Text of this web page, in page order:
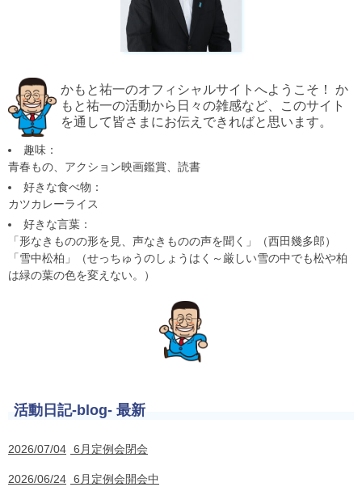
かもと祐一のオフィシャルサイトへようこそ！ か
もと祐一の活動から日々の雑感など、このサイト
を通して皆さまにお伝えできればと思います。
趣味：
青春もの、アクション映画鑑賞、読書
好きな食べ物：
カツカレーライス
好きな言葉：
「形なきものの形を見、声なきものの声を聞く」（西田幾多郎）
「雪中松柏」（せっちゅうのしょうはく～厳しい雪の中でも松や柏
は緑の葉の色を変えない。）
活動日記-blog- 最新
2026/07/04 6月定例会閉会
2026/06/24 6月定例会開会中